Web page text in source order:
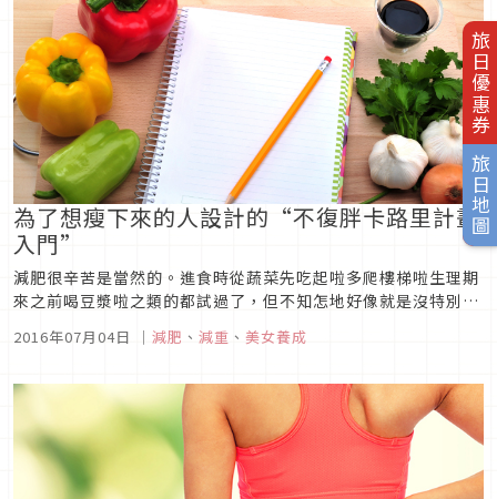
旅日優惠券
旅日地圖
為了想瘦下來的人設計的“不復胖卡路里計畫
入門”
減肥很辛苦是當然的。進食時從蔬菜先吃起啦多爬樓梯啦生理期
來之前喝豆漿啦之類的都試過了，但不知怎地好像就是沒特別開
緩進行但有計畫的累積之減肥方式。為了要達成不復胖的減肥，
的飲食生活為基礎所設...
2016年07月04日 ｜ 減肥 、 減重 、 美女養成